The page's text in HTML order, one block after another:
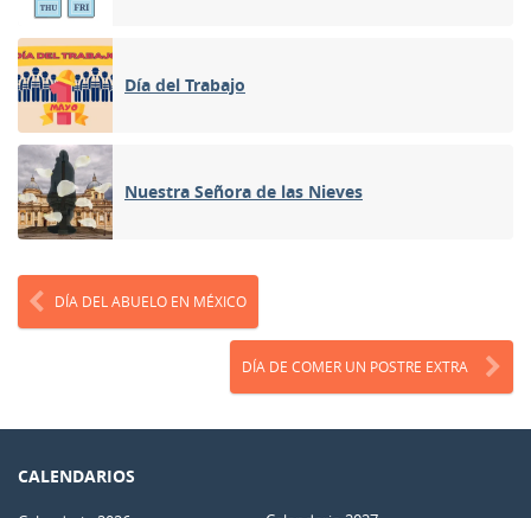
Día del Trabajo
Nuestra Señora de las Nieves
DÍA DEL ABUELO EN MÉXICO
DÍA DE COMER UN POSTRE EXTRA
CALENDARIOS